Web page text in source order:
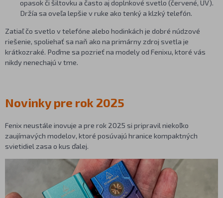
opasok či šiltovku a často aj doplnkové svetlo (červené, UV).
Držía sa oveľa lepšie v ruke ako tenký a klzký telefón.
Zatiaľ čo svetlo v telefóne alebo hodinkách je dobré núdzové
riešenie, spoliehať sa naň ako na primárny zdroj svetla je
krátkozraké. Poďme sa pozrieť na modely od Fenixu, ktoré vás
nikdy nenechajú v tme.
Novinky pre rok 2025
Fenix neustále inovuje a pre rok 2025 si pripravil niekoľko
zaujímavých modelov, ktoré posúvajú hranice kompaktných
svietidiel zasa o kus ďalej.